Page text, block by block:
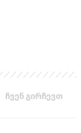
ჩვენ გირჩევთ